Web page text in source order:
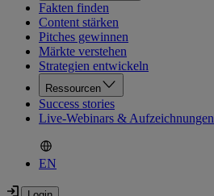
Fakten finden
Content stärken
Pitches gewinnen
Märkte verstehen
Strategien entwickeln
Ressourcen
Success stories
Live-Webinars & Aufzeichnungen
EN